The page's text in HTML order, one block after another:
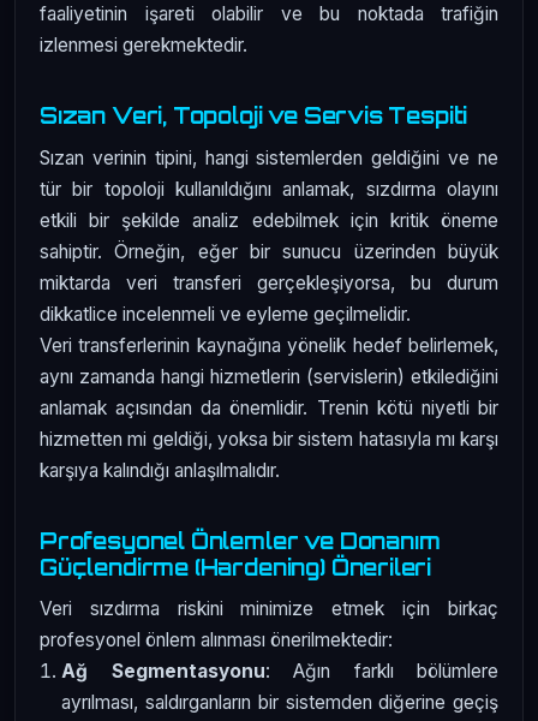
faaliyetinin işareti olabilir ve bu noktada trafiğin
izlenmesi gerekmektedir.
Sızan Veri, Topoloji ve Servis Tespiti
Sızan verinin tipini, hangi sistemlerden geldiğini ve ne
tür bir topoloji kullanıldığını anlamak, sızdırma olayını
etkili bir şekilde analiz edebilmek için kritik öneme
sahiptir. Örneğin, eğer bir sunucu üzerinden büyük
miktarda veri transferi gerçekleşiyorsa, bu durum
dikkatlice incelenmeli ve eyleme geçilmelidir.
Veri transferlerinin kaynağına yönelik hedef belirlemek,
aynı zamanda hangi hizmetlerin (servislerin) etkilediğini
anlamak açısından da önemlidir. Trenin kötü niyetli bir
hizmetten mi geldiği, yoksa bir sistem hatasıyla mı karşı
karşıya kalındığı anlaşılmalıdır.
Profesyonel Önlemler ve Donanım
Güçlendirme (Hardening) Önerileri
Veri sızdırma riskini minimize etmek için birkaç
profesyonel önlem alınması önerilmektedir:
Ağ Segmentasyonu: Ağın farklı bölümlere
ayrılması, saldırganların bir sistemden diğerine geçiş